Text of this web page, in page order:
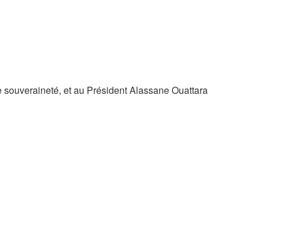
et au Président Alassane Ouattara